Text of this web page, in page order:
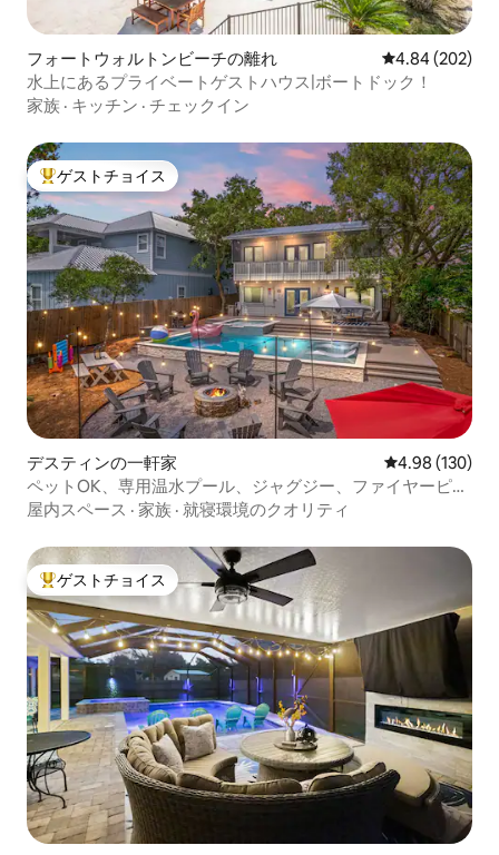
フォートウォルトンビーチの離れ レビュー202
4.84 (202)
水上にあるプライベートゲストハウス|ボートドック！
家族 · キッチン · チェックイン
大好評のゲストチョイスです。
ゲストチョイス
デスティンの一軒家 レビュー130
4.98 (130)
ペットOK、専用温水プール、ジャグジー、ファイヤーピッ
ト、6分
屋内スペース · 家族 · 就寝環境のクオリティ
大好評のゲストチョイスです。
ゲストチョイス